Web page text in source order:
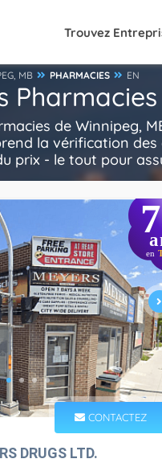
Trouvez
MB PHARMACIES EN
de Winnipeg,
la vérification
prix - le tout pour
7
en
CONTACTEZ
DRUGS LTD.